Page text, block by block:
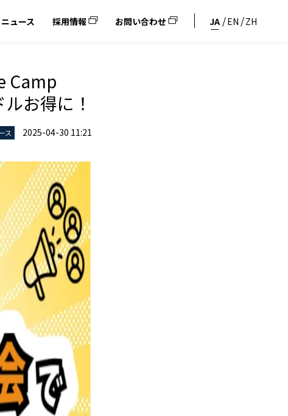
ニュース 採用情報 お問い合わせ JA EN ZH
Camp
お得に！
ス 2025-04-30 11:21